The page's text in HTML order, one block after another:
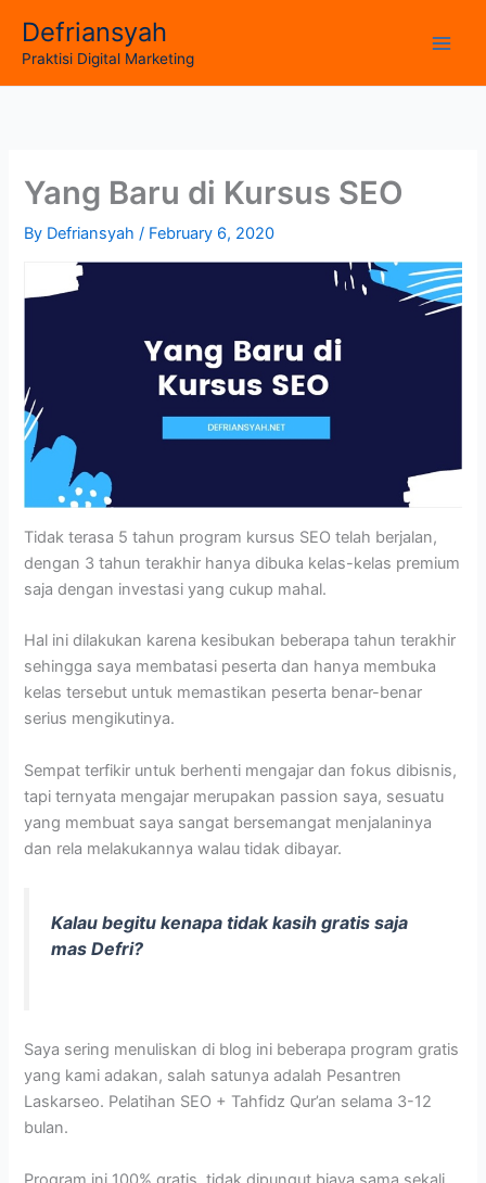
content
Defriansyah
Praktisi Digital Marketing
Yang Baru di Kursus SEO
By Defriansyah/ February 6, 2020
Tidak terasa 5 tahun program kursus SEO telah berjalan,
dengan 3 tahun terakhir hanya dibuka kelas-kelas premium
saja dengan investasi yang cukup mahal.
Hal ini dilakukan karena kesibukan beberapa tahun terakhir
sehingga saya membatasi peserta dan hanya membuka
kelas tersebut untuk memastikan peserta benar-benar
serius mengikutinya.
Sempat terfikir untuk berhenti mengajar dan fokus dibisnis,
tapi ternyata mengajar merupakan passion saya, sesuatu
yang membuat saya sangat bersemangat menjalaninya
dan rela melakukannya walau tidak dibayar.
Kalau begitu kenapa tidak kasih gratis saja
mas Defri?
Saya sering menuliskan di blog ini beberapa program gratis
yang kami adakan, salah satunya adalah Pesantren
Laskarseo. Pelatihan SEO + Tahfidz Qur’an selama 3-12
bulan.